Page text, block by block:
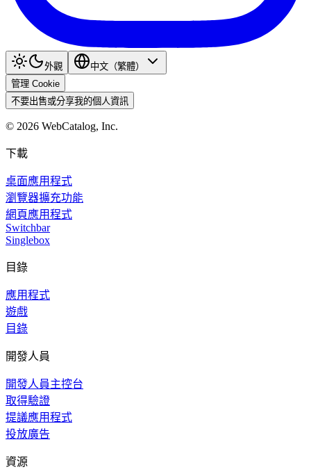
外觀
中文（繁體）
管理 Cookie
不要出售或分享我的個人資訊
© 2026 WebCatalog, Inc.
下載
桌面應用程式
瀏覽器擴充功能
網頁應用程式
Switchbar
Singlebox
目錄
應用程式
遊戲
目錄
開發人員
開發人員主控台
取得驗證
提議應用程式
投放廣告
資源